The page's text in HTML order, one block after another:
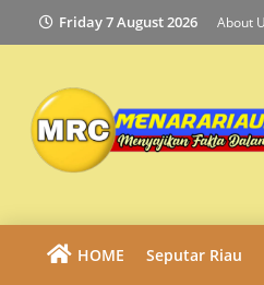
Friday 7 August 2026 About
HOME Seputar Riau